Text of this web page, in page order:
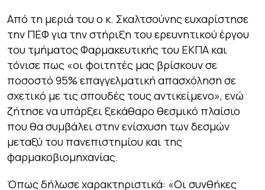
Από τη μεριά του ο κ. Σκαλτσούνης ευχαρίστησε
την ΠΕΦ για την στήριξη του ερευνητικού έργου
του τμήματος Φαρμακευτικής του ΕΚΠΑ και
τόνισε πως «οι φοιτητές μας βρίσκουν σε
ποσοστό 95% επαγγελματική απασχόληση σε
σχετικό με τις σπουδές τους αντικείμενο», ενώ
ζήτησε να υπάρξει ξεκάθαρο θεσμικό πλαίσιο
που θα συμβάλει στην ενίσχυση των δεσμών
μεταξύ του πανεπιστημίου και της
φαρμακοβιομηχανίας.
Όπως δήλωσε χαρακτηριστικά: «Οι συνθήκες